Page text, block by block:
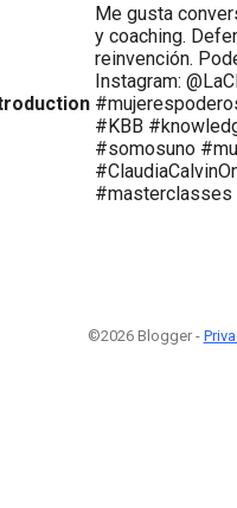
Me gusta
y coaching.
reinvención.
Instagram:
#KBB
#somosuno
©2026 Blogger -